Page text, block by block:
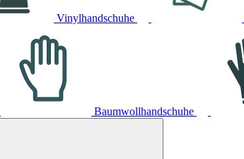
Vinylhandschuhe
Baumwollhandschuhe